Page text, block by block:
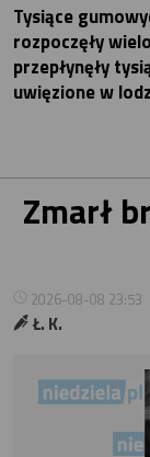
Tysiące
rozpoczęły
przepłynęły
uwięzione w
Zmarł
2026-08-08 23:53
Ł. K.